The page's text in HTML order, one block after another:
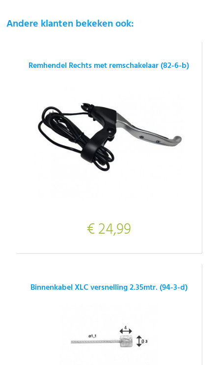
Andere klanten bekeken ook:
Remhendel Rechts met remschakelaar (82-6-b)
€ 24,99
Binnenkabel XLC versnelling 2.35mtr. (94-3-d)